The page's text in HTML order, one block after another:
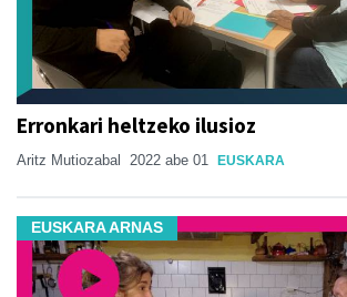
Erronkari heltzeko ilusioz
Aritz Mutiozabal 2022 abe 01 EUSKARA
EUSKARA ARNAS